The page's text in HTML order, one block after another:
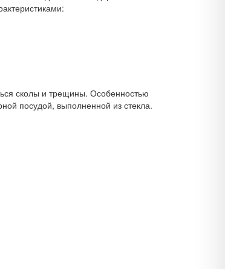
сколы и трещины. Особенностью
посудой, выполненной из стекла.